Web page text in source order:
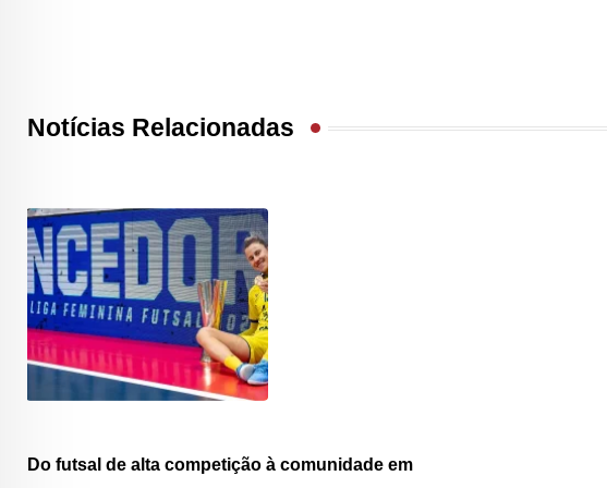
Notícias Relacionadas
Do futsal de alta competição à comunidade em